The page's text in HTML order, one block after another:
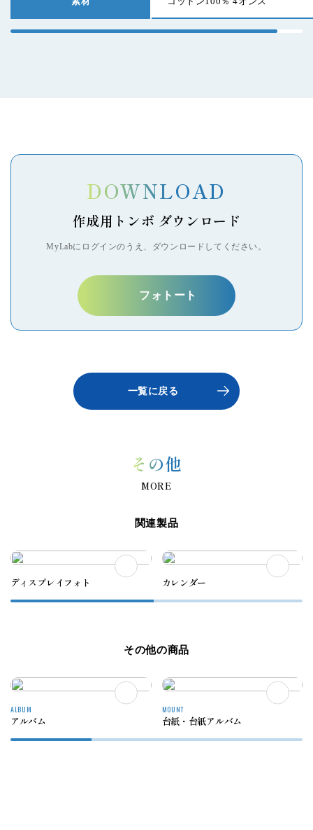
キーワードから探す
カレンダー ウッド系
スクールプリント 証明
DOWNLOAD
作成用トンボ ダウンロード
MyLabにログインのうえ、ダウンロードしてください。
フォトート
一覧に戻る
その他
MORE
関連製品
ディスプレイフォト カレンダー
その他の商品
ALBUM
アルバム
MOUNT
台紙・台紙アルバム